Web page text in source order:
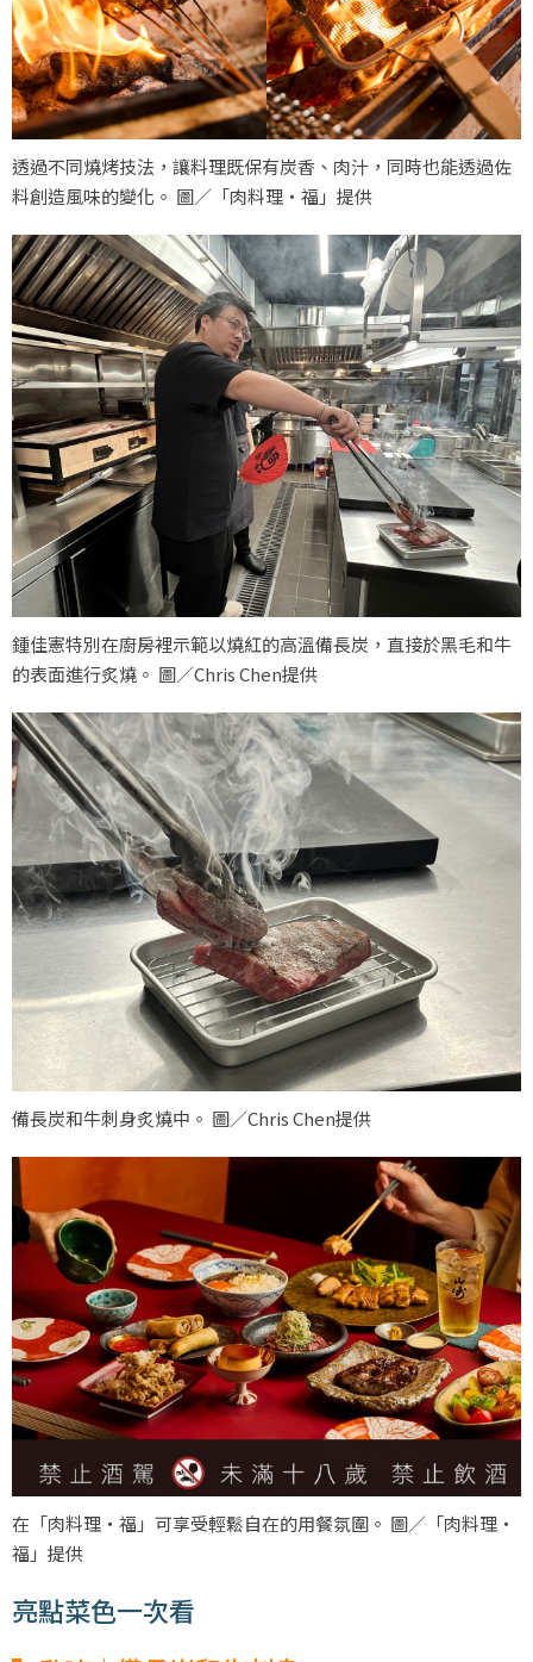
透過不同燒烤技法，讓料理既保有炭香、肉汁，同時也能透過佐
料創造風味的變化。 圖／「肉料理‧福」提供
鍾佳憲特別在廚房裡示範以燒紅的高溫備長炭，直接於黑毛和牛
的表面進行炙燒。 圖／Chris Chen提供
備長炭和牛刺身炙燒中。 圖／Chris Chen提供
在「肉料理‧福」可享受輕鬆自在的用餐氛圍。 圖／「肉料理‧
福」提供
亮點菜色一次看